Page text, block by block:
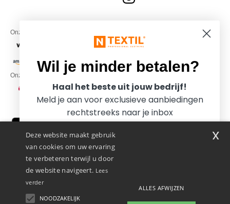
Onze financiële partners
Onze transporteurs
Zekeringstraat 46, 1014BT Amsterdam - VAT NL 005596191B03 - KvK
Deze website maakt gebruik
van cookies om uw ervaring
te verbeteren terwijl u door
de website navigeert. Lees
verder
NOODZAKELIJK
ALLES AFWIJZEN
x
Wil je minder betalen?
Haal het beste uit jouw bedrijf!
Meld je aan voor exclusieve aanbiedingen
rechtstreeks naar je inbox